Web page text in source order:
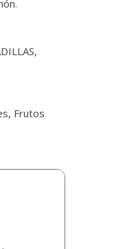
Frutos